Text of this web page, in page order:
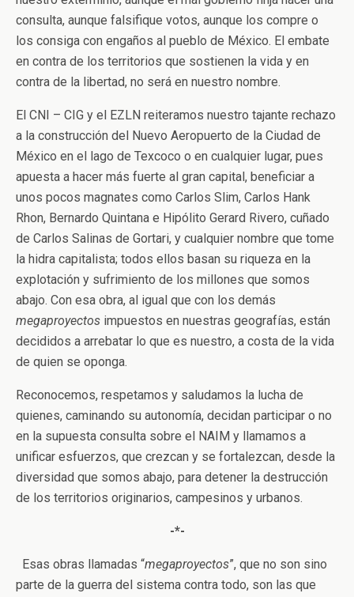
consulta, aunque falsifique votos, aunque los compre o
los consiga con engaños al pueblo de México. El embate
en contra de los territorios que sostienen la vida y en
contra de la libertad, no será en nuestro nombre.
El CNI – CIG y el EZLN reiteramos nuestro tajante rechazo
a la construcción del Nuevo Aeropuerto de la Ciudad de
México en el lago de Texcoco o en cualquier lugar, pues
apuesta a hacer más fuerte al gran capital, beneficiar a
unos pocos magnates como Carlos Slim, Carlos Hank
Rhon, Bernardo Quintana e Hipólito Gerard Rivero, cuñado
de Carlos Salinas de Gortari, y cualquier nombre que tome
la hidra capitalista; todos ellos basan su riqueza en la
explotación y sufrimiento de los millones que somos
abajo. Con esa obra, al igual que con los demás
megaproyectos impuestos en nuestras geografías, están
decididos a arrebatar lo que es nuestro, a costa de la vida
de quien se oponga.
Reconocemos, respetamos y saludamos la lucha de
quienes, caminando su autonomía, decidan participar o no
en la supuesta consulta sobre el NAIM y llamamos a
unificar esfuerzos, que crezcan y se fortalezcan, desde la
diversidad que somos abajo, para detener la destrucción
de los territorios originarios, campesinos y urbanos.
-*-
Esas obras llamadas “megaproyectos”, que no son sino
parte de la guerra del sistema contra todo, son las que